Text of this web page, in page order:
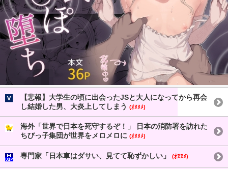
【悲報】大学生の頃に出会ったJSと大人になってから再会
し結婚した男、大炎上してしまう (ｵﾇﾇﾒ)
海外「世界で日本を死守するぞ！」 日本の消防署を訪れた
ちびっ子集団が世界をメロメロに (ｵﾇﾇﾒ)
専門家「日本車はダサい、見てて恥ずかしい」 (ｵﾇﾇﾒ)